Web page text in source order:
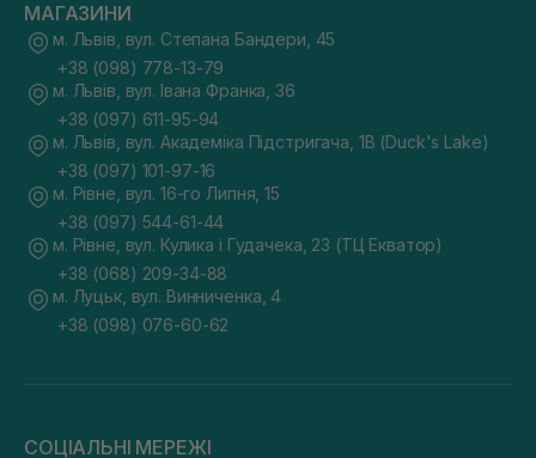
МАГАЗИНИ
м. Львів, вул. Степана Бандери, 45
+38 (098) 778-13-79
м. Львів, вул. Івана Франка, 36
+38 (097) 611-95-94
м. Львів, вул. Академіка Підстригача, 1В (Duck's Lake)
+38 (097) 101-97-16
м. Рівне, вул. 16-го Липня, 15
+38 (097) 544-61-44
м. Рівне, вул. Кулика і Гудачека, 23 (ТЦ Екватор)
+38 (068) 209-34-88
м. Луцьк, вул. Винниченка, 4
+38 (098) 076-60-62
СОЦІАЛЬНІ МЕРЕЖІ